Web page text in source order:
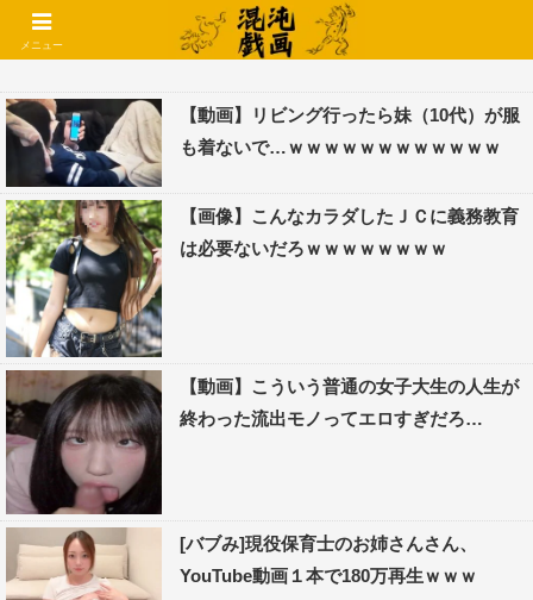
コメントでコテハン使えるようになりました🌱
【動画】リビング行ったら妹（10代）が服
も着ないで…ｗｗｗｗｗｗｗｗｗｗｗｗ
【画像】こんなカラダしたＪＣに義務教育
は必要ないだろｗｗｗｗｗｗｗｗ
【動画】こういう普通の女子大生の人生が
終わった流出モノってエロすぎだろ…
[バブみ]現役保育士のお姉さんさん、
YouTube動画１本で180万再生ｗｗｗ
メニュー